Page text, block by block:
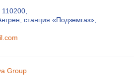
станция «Подземгаз»,
Group